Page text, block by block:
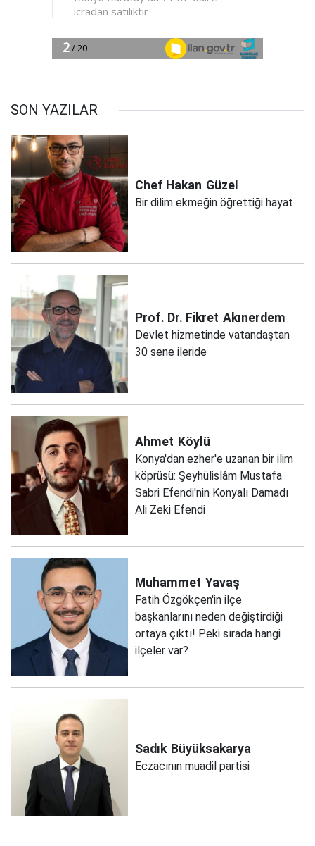
SON YAZILAR
Chef Hakan Güzel
Bir dilim ekmeğin öğrettiği hayat
Prof. Dr. Fikret Akınerdem
Devlet hizmetinde vatandaştan
30 sene ileride
Ahmet Köylü
Konya'dan ezher'e uzanan bir ilim
köprüsü: Şeyhülislâm Mustafa
Sabri Efendi'nin Konyalı Damadı
Ali Zeki Efendi
Muhammet Yavaş
Fatih Özgökçen'in ilçe
başkanlarını neden değiştirdiği
ortaya çıktı! Peki sırada hangi
ilçeler var?
Sadık Büyüksakarya
Eczacının muadil partisi